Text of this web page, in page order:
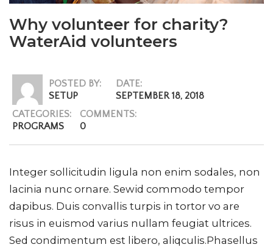
Why volunteer for charity?
WaterAid volunteers
POSTED BY:
SETUP
DATE:
SEPTEMBER 18, 2018
CATEGORIES:
PROGRAMS
COMMENTS:
0
Integer sollicitudin ligula non enim sodales, non
lacinia nunc ornare. Sewid commodo tempor
dapibus. Duis convallis turpis in tortor vo are
risus in euismod varius nullam feugiat ultrices.
Sed condimentum est libero, aliqculis.Phasellus